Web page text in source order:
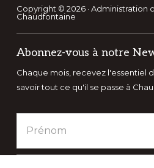
site
Copyright © 2026 · Administration
Chaudfontaine
Abonnez-vous à notre
Chaque mois, recevez l'essentiel
savoir tout ce qu'il se passe à